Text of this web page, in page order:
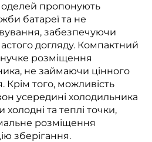
моделей пропонують
батареї та не
забезпечуючи
догляду. Компактний
розміщення
не займаючи цінного
Крім того, можливість
усередині холодильника
та теплі точки,
розміщення
зберігання.